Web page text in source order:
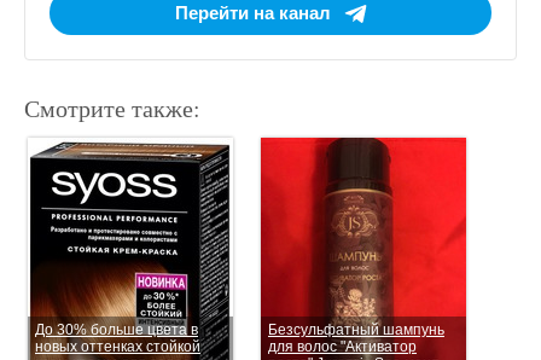
Перейти на канал
Смотрите также:
До 30% больше цвета в
новых оттенках стойкой
Безсульфатный шампунь
для волос "Активатор